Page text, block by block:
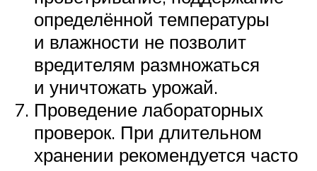
определённой температуры
и влажности не позволит
вредителям размножаться
и уничтожать урожай.
Проведение лабораторных
проверок. При длительном
хранении рекомендуется часто